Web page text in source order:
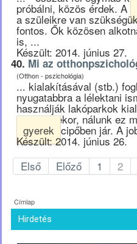
próbálni, közös érdek. A
a szüleikre van
fontos. Ők közösen
is, ...
Készült: 2014. június 27.
40. Mi az
(Otthon - pszichológia)
... kialakításával (stb.)
nyugatabbra a lélektani
használják lakóparkok
tervezésekor, nálunk ez
gyerek cipőben jár. A
Készült: 2014. június 26.
Első
Előző 1 2
Címlap
Hirdetés